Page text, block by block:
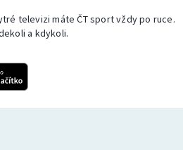
televizi máte ČT sport vždy po ruce.
a kdykoli.